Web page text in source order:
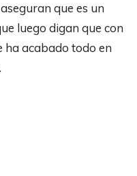
que es un
luego digan que con
ha acabado todo en